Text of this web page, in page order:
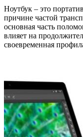
Ноутбук – это
причине частой
основная часть
влияет на
своевременная